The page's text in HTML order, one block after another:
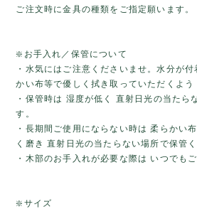
ご注文時に金具の種類をご指定願います。
❇️お手入れ／保管について
・水気にはご注意くださいませ。水分が
かい布等で優しく拭き取っていただくよう
・保管時は 湿度が低く 直射日光の当たら
す。
・長期間ご使用にならない時は 柔らかい
く磨き 直射日光の当たらない場所で保管く
・木部のお手入れが必要な際は いつでも
❇️サイズ